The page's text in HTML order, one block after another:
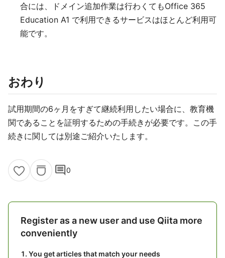
合には、ドメイン追加作業は行わくてもOffice 365
Education A1 で利用できるサービスはほとんど利用可
能です。
おわり
試用期間の6ヶ月をすぎて継続利用したい場合に、教育機
関であることを証明するための手続きが必要です。この手
続きに関しては別途ご紹介いたします。
comment0
Register as a new user and use Qiita more
conveniently
You get articles that match your needs